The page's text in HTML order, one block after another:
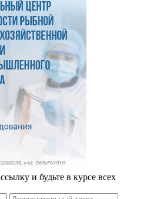
и будьте в курсе всех